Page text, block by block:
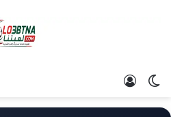
الوضع المظلم